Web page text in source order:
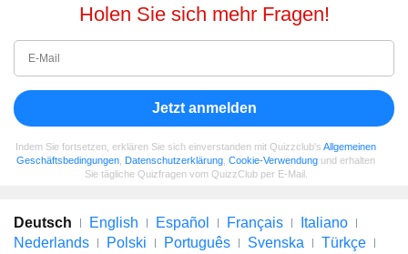
Holen Sie sich mehr Fragen!
Jetzt anmelden
Indem Sie fortsetzen, erklären Sie sich einverstanden mit Quizzclub's Allgemeinen
Geschäftsbedingungen Datenschutzerklärung Cookie-Verwendung und erhalten
Sie tägliche Quizfragen vom QuizzClub per E-Mail.
Deutsch English Español Français
Italiano
Nederlands
Polski Português Svenska
Türkçe